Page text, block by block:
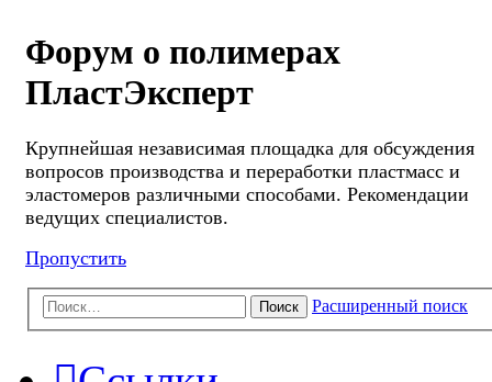
Форум о полимерах
ПластЭксперт
Крупнейшая независимая площадка для обсуждения
вопросов производства и переработки пластмасс и
эластомеров различными способами. Рекомендации
ведущих специалистов.
Пропустить
Поиск Расширенный поиск